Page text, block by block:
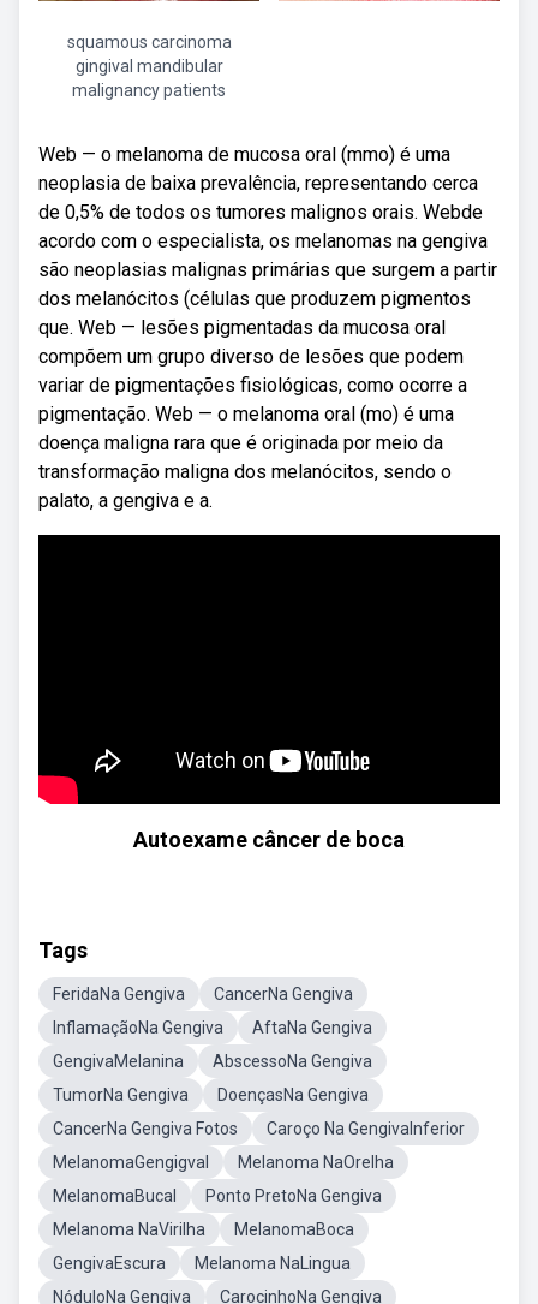
squamous carcinoma
gingival mandibular
malignancy patients
Web — o melanoma de mucosa oral (mmo) é uma
neoplasia de baixa prevalência, representando cerca
de 0,5% de todos os tumores malignos orais. Webde
acordo com o especialista, os melanomas na gengiva
são neoplasias malignas primárias que surgem a partir
dos melanócitos (células que produzem pigmentos
que. Web — lesões pigmentadas da mucosa oral
compõem um grupo diverso de lesões que podem
variar de pigmentações fisiológicas, como ocorre a
pigmentação. Web — o melanoma oral (mo) é uma
doença maligna rara que é originada por meio da
transformação maligna dos melanócitos, sendo o
palato, a gengiva e a.
Autoexame câncer de boca
Tags
FeridaNa Gengiva
CancerNa Gengiva
InflamaçãoNa Gengiva
AftaNa Gengiva
GengivaMelanina
AbscessoNa Gengiva
TumorNa Gengiva
DoençasNa Gengiva
CancerNa Gengiva Fotos
Caroço Na GengivaInferior
MelanomaGengigval
Melanoma NaOrelha
MelanomaBucal
Ponto PretoNa Gengiva
Melanoma NaVirilha
MelanomaBoca
GengivaEscura
Melanoma NaLingua
NóduloNa Gengiva
CarocinhoNa Gengiva